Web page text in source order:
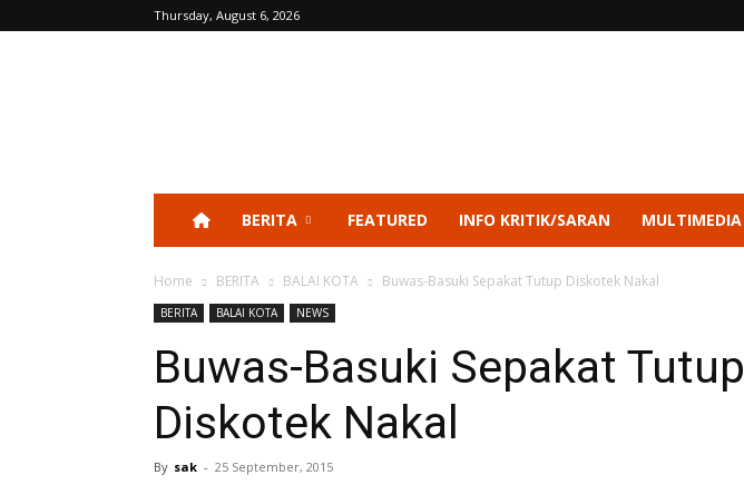
Thursday, August 6, 2026
BERITA FEATURED INFO KRITIK/SARAN MULTIMEDIA
Home BERITA BALAI KOTA Buwas-Basuki Sepakat Tutup Diskotek Nakal
BERITA BALAI KOTA NEWS
Buwas-Basuki Sepakat Tutup
Diskotek Nakal
By sak - 25 September, 2015